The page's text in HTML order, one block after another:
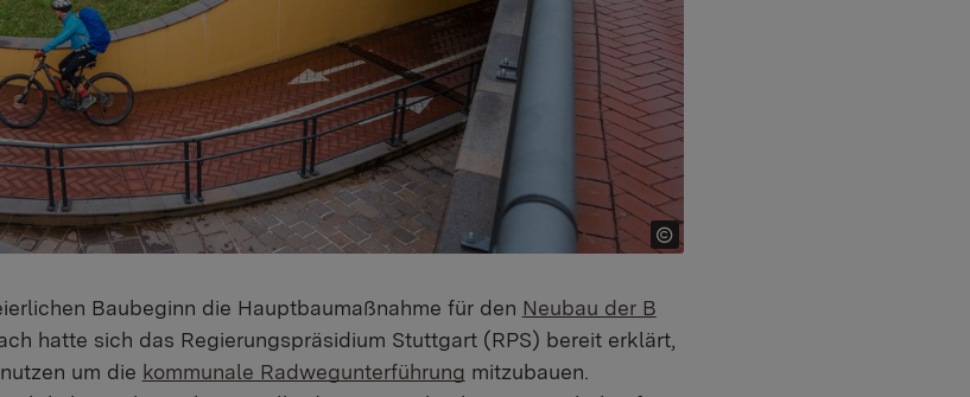
Baubeginn die Hauptbaumaßnahme für den Neubau der B
hatte sich das Regierungspräsidium Stuttgart (RPS) bereit erklärt,
um die kommunale Radwegunterführung mitzubauen.